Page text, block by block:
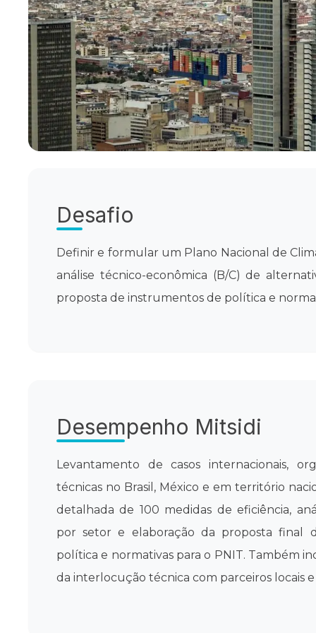
Desafio
Definir e formular um Plano Nacional de
análise técnico-econômica (B/C) de
proposta de instrumentos de política e
Desempenho Mitsidi
Levantamento de casos internacionais,
técnicas no Brasil, México e em território
detalhada de 100 medidas de eficiência,
por setor e elaboração da proposta final
política e normativas para o PNIT. Também
da interlocução técnica com parceiros locais